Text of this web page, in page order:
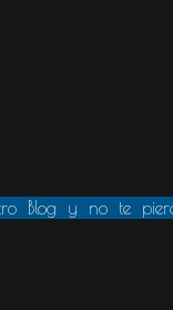
Blog y no te